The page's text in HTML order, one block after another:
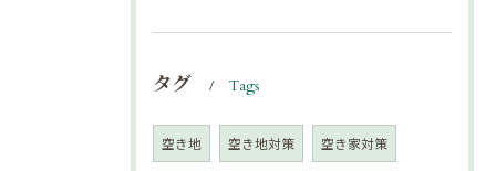
タグ Tags
空き地 空き地対策 空き家対策